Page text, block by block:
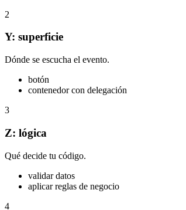
2
Y: superficie
Dónde se escucha el evento.
botón
contenedor con delegación
3
Z: lógica
Qué decide tu código.
validar datos
aplicar reglas de negocio
4